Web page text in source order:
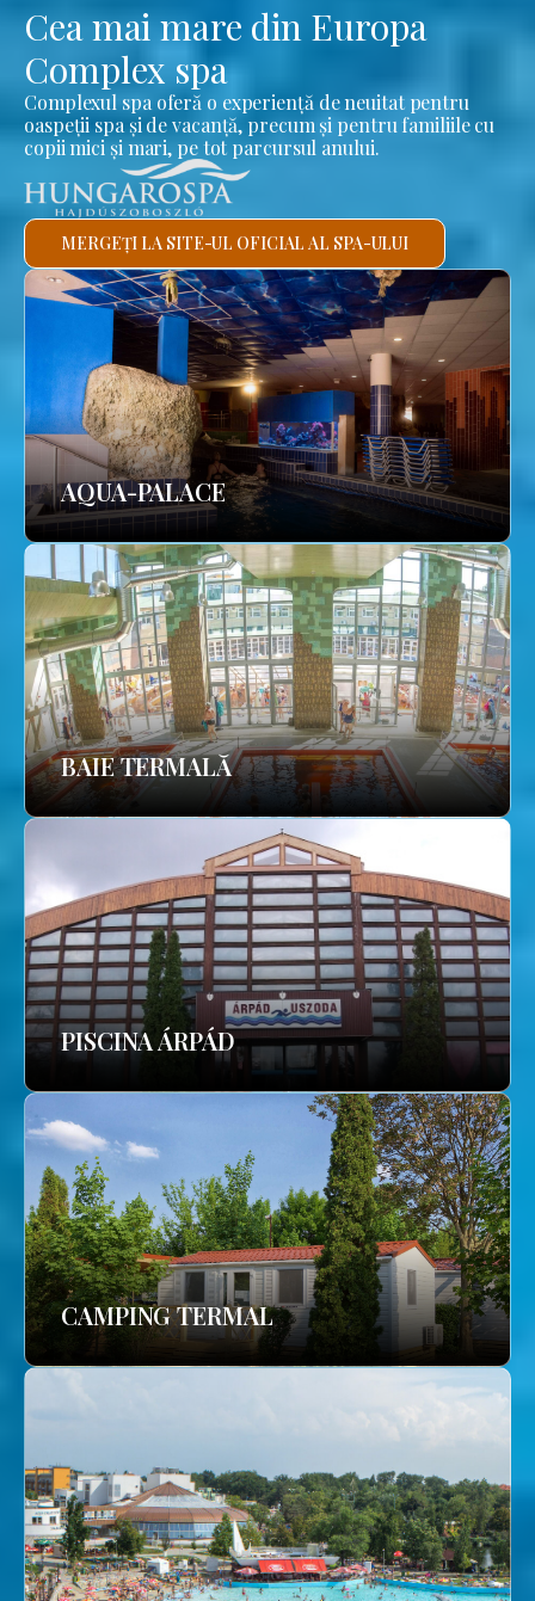
Cea mai mare din Europa
Complex spa
Complexul spa oferă o experiență de neuitat pentru
oaspeții spa și de vacanță, precum și pentru familiile cu
copii mici și mari, pe tot parcursul anului.
MERGEȚI LA SITE-UL OFICIAL AL SPA-ULUI
AQUA-PALACE
BAIE TERMALĂ
PISCINA ÁRPÁD
CAMPING TERMAL